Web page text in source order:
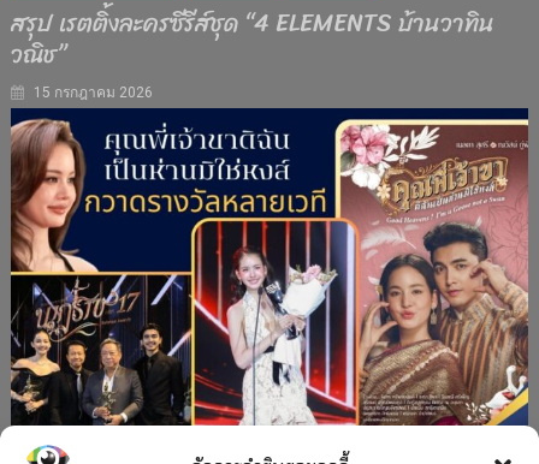
สรุป เรตติ้งละครซีรีส์ชุด “4 ELEMENTS บ้านวาทิน
วณิช”
15 กรกฎาคม 2026